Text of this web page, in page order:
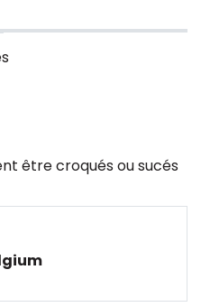
être croqués ou sucés